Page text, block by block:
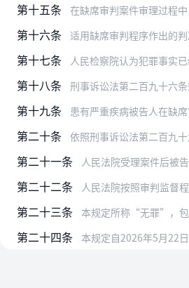
第十五条 在缺席审判案件审理过程中，被告人到案的，人民法院应当裁定终止审理。人民检察院依照
第十六条 适用缺席审判程序作出的判决、裁定生效后，罪犯到案的，人民法院应当将罪犯交付执行刑罚。
第十七条 人民检察院认为犯罪事实已经查清，证据确实、充分，依法应当追究刑事责任的，可以不经违法
第十八条 刑事诉讼法第二百九十六条规定的“被告人患有严重疾病无法出庭”，是指被告人患有严重
第十九条 患有严重疾病被告人在缺席审理期间死亡或者逃匿，符合违法所得没收程序
第二十条 依照刑事诉讼法第二百九十六条的规定进行缺席审理，被告人恢
第二十一条 人民法院受理案件后被告人死亡的，应当裁定终止审理；但有证据
第二十二条 人民法院按照审判监督程序重新审判的案件，被告人死亡的，可以缺席审理。经缺席审理确
第二十三条 本规定所称“无罪”，包括案件事实清楚，证据确实、充分，依据法律
第二十四条 本规定自2026年5月22日起施行。之前发布的司法解